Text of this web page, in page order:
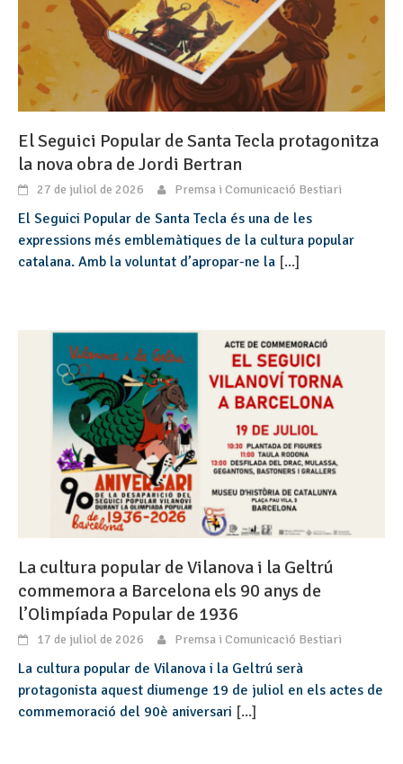
El Seguici Popular de Santa Tecla protagonitza
la nova obra de Jordi Bertran
27 de juliol de 2026 Premsa i Comunicació Bestiari
El Seguici Popular de Santa Tecla és una de les
expressions més emblemàtiques de la cultura popular
catalana. Amb la voluntat d’apropar-ne la [...]
La cultura popular de Vilanova i la Geltrú
commemora a Barcelona els 90 anys de
l’Olimpíada Popular de 1936
17 de juliol de 2026 Premsa i Comunicació Bestiari
La cultura popular de Vilanova i la Geltrú serà
protagonista aquest diumenge 19 de juliol en els actes de
commemoració del 90è aniversari [...]